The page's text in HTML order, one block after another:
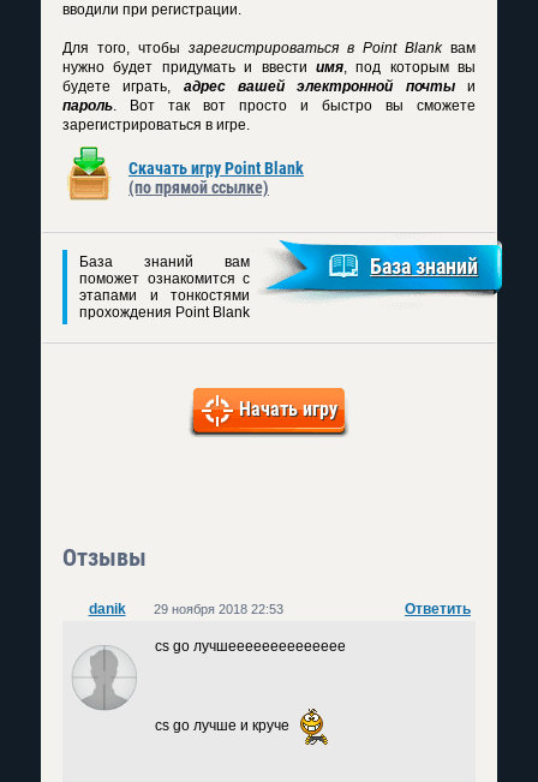
вводили при регистрации.
Для того, чтобы зарегистрироваться в Point Blankвам
нужно будет придумать и ввести имя, под которым вы
будете играть, адрес вашей электронной почтыи
пароль. Вот так вот просто и быстро вы сможете
зарегистрироваться в игре.
Скачать игру Point Blank
(по прямой ссылке)
База знаний вам
поможет ознакомится с
этапами и тонкостями
прохождения Point Blank
База знаний
Начать игру
Отзывы
danik Ответить
29 ноября 2018 22:53
cs go лучшееееееееееееее
cs go лучше и круче